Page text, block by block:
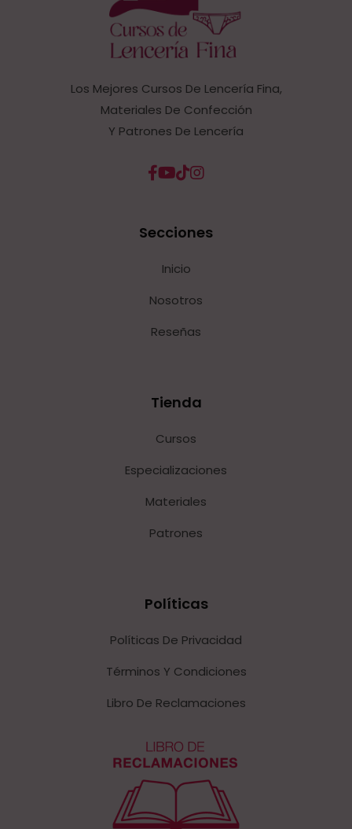
Los Mejores Cursos De Lencería Fina,
Materiales De Confección
Y Patrones De Lencería
Secciones
Inicio
Nosotros
Reseñas
Tienda
Cursos
Especializaciones
Materiales
Patrones
Políticas
Políticas De Privacidad
Términos Y Condiciones
Libro De Reclamaciones